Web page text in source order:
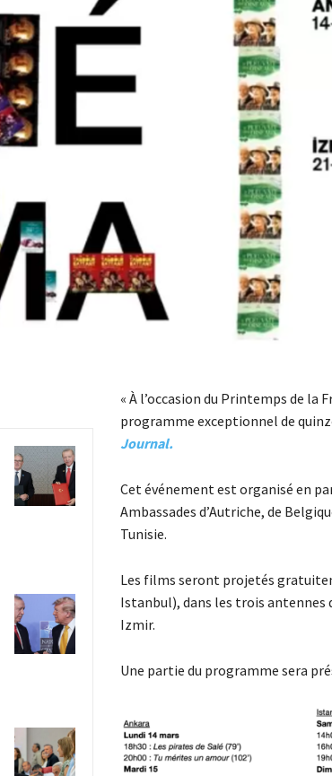
« À l’occasion du Printemps de
programme exceptionnel de
Journal.
Cet événement est organisé en
Ambassades d’Autriche, de
Tunisie.
Les films seront projetés
Istanbul), dans les trois antennes
Izmir.
Une partie du programme sera